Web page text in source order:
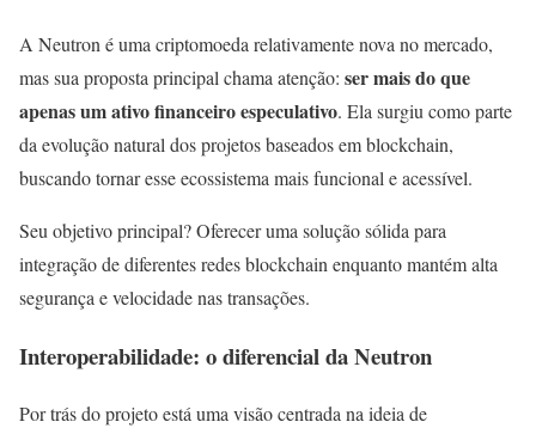
A Neutron é uma criptomoeda relativamente nova no mercado,
mas sua proposta principal chama atenção: ser mais do que
apenas um ativo financeiro especulativo. Ela surgiu como parte
da evolução natural dos projetos baseados em blockchain,
buscando tornar esse ecossistema mais funcional e acessível.
Seu objetivo principal? Oferecer uma solução sólida para
integração de diferentes redes blockchain enquanto mantém alta
segurança e velocidade nas transações.
Interoperabilidade: o diferencial da Neutron
Por trás do projeto está uma visão centrada na ideia de